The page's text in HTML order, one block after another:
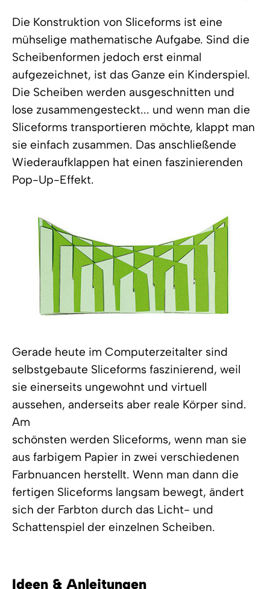
Die Konstruktion von Sliceforms ist eine
mühselige mathematische Aufgabe. Sind die
Scheibenformen jedoch erst einmal
aufgezeichnet, ist das Ganze ein Kinderspiel.
Die Scheiben werden ausgeschnitten und
lose zusammengesteckt... und wenn man die
Sliceforms transportieren möchte, klappt man
sie einfach zusammen. Das anschließende
Wiederaufklappen hat einen faszinierenden
Pop-Up-Effekt.
Gerade heute im Computerzeitalter sind
selbstgebaute Sliceforms faszinierend, weil
sie einerseits ungewohnt und virtuell
aussehen, anderseits aber reale Körper sind.
Am
schönsten werden Sliceforms, wenn man sie
aus farbigem Papier in zwei verschiedenen
Farbnuancen herstellt. Wenn man dann die
fertigen Sliceforms langsam bewegt, ändert
sich der Farbton durch das Licht- und
Schattenspiel der einzelnen Scheiben.
Ideen & Anleitungen